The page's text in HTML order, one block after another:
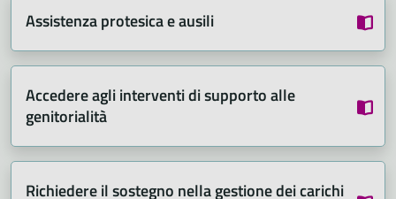
Assistenza protesica e ausili
Accedere agli interventi di supporto alle
genitorialità
Richiedere il sostegno nella gestione dei carichi